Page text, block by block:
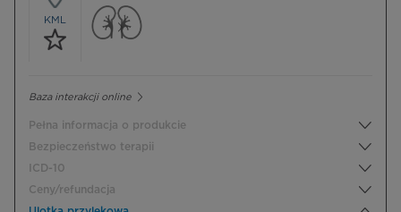
KML
Baza interakcji online
Pełna informacja o produkcie
Bezpieczeństwo terapii
ICD-10
Ceny/refundacja